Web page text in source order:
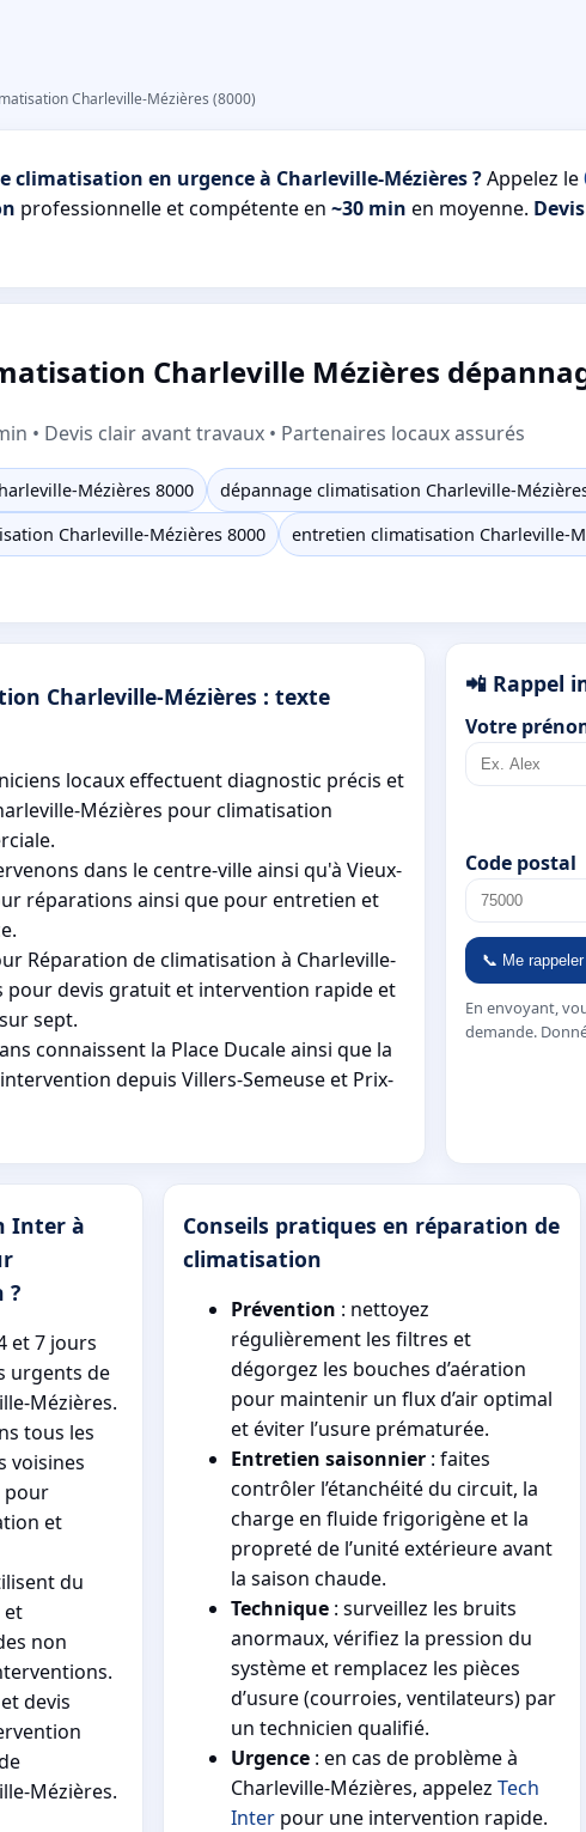
Charleville-Mézières (8000)
climatisation en urgence à Charleville-Mézières ?Appelez le
professionnelle et compétente en ~30 min en moyenne.
Charleville Mézières
• Devis clair avant travaux • Partenaires locaux assurés
Mézières 8000
dépannage climatisation Charleville-
Charleville-Mézières 8000
entretien climatisation Charleville-
Charleville-Mézières : texte
locaux effectuent diagnostic précis et
Mézières pour climatisation
dans le centre-ville ainsi qu'à Vieux-
réparations ainsi que pour entretien et
Réparation de climatisation à Charleville-
pour devis gratuit et intervention rapide et
sept.
connaissent la Place Ducale ainsi que la
depuis Villers-Semeuse et Prix-
📲 Rappel
Votre
Code postal
📞 Me rappeler
En envoyant,
demande.
Inter à
?
et 7 jours
urgents de
Mézières.
tous les
voisines
pour
et
du
et
non
devis
Mézières.
Conseils pratiques en réparation de
climatisation
Prévention : nettoyez
régulièrement les filtres et
dégorgez les bouches d’aération
pour maintenir un flux d’air optimal
et éviter l’usure prématurée.
Entretien saisonnier : faites
contrôler l’étanchéité du circuit, la
charge en fluide frigorigène et la
propreté de l’unité extérieure avant
la saison chaude.
Technique : surveillez les bruits
anormaux, vérifiez la pression du
système et remplacez les pièces
d’usure (courroies, ventilateurs) par
un technicien qualifié.
Urgence : en cas de problème à
Charleville-Mézières, appelezTech
Inter pour une intervention rapide.